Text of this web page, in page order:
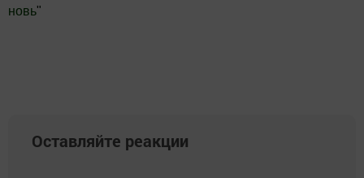
новь"
Оставляйте реакции